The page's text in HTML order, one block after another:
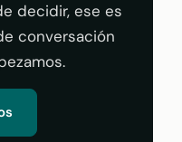
decidir, ese es
conversación